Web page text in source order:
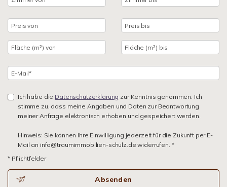
Ich habe die Datenschutzerklärung zur Kenntnis genommen. Ich
stimme zu, dass meine Angaben und Daten zur Beantwortung
meiner Anfrage elektronisch erhoben und gespeichert werden.
Hinweis: Sie können Ihre Einwilligung jederzeit für die Zukunft per E-
Mail an info@traumimmobilien-schulz.de widerrufen. *
* Pflichtfelder
Absenden